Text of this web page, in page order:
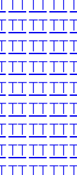
TTTTTT
TTTTTT
TTTTTT
TTTTTT
TTTTTT
TTTTTT
TTTTTT
TTTTTT